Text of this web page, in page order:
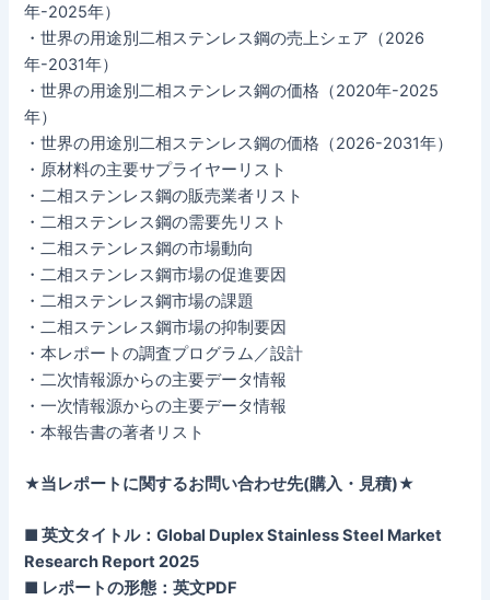
年-2025年）
・世界の用途別二相ステンレス鋼の売上シェア（2026
年-2031年）
・世界の用途別二相ステンレス鋼の価格（2020年-2025
年）
・世界の用途別二相ステンレス鋼の価格（2026-2031年）
・原材料の主要サプライヤーリスト
・二相ステンレス鋼の販売業者リスト
・二相ステンレス鋼の需要先リスト
・二相ステンレス鋼の市場動向
・二相ステンレス鋼市場の促進要因
・二相ステンレス鋼市場の課題
・二相ステンレス鋼市場の抑制要因
・本レポートの調査プログラム／設計
・二次情報源からの主要データ情報
・一次情報源からの主要データ情報
・本報告書の著者リスト
★当レポートに関するお問い合わせ先(購入・見積)★
■ 英文タイトル：Global Duplex Stainless Steel Market
Research Report 2025
■ レポートの形態：英文PDF